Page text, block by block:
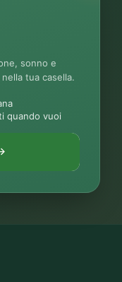
sonno e
tua casella.
quando vuoi